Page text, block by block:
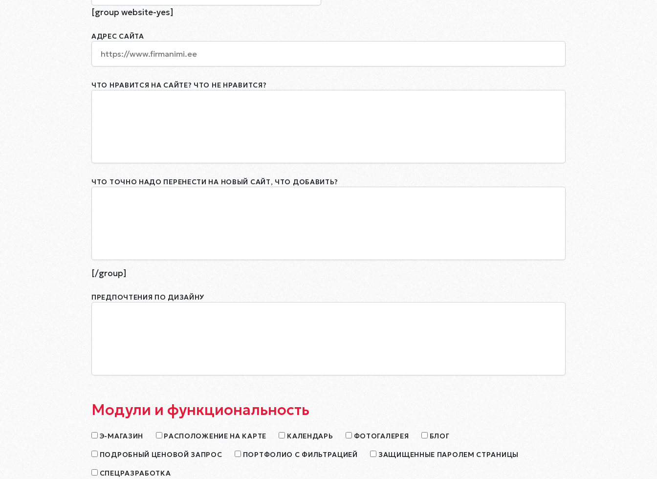
[group website-yes]
АДРЕС САЙТА
ЧТО НРАВИТСЯ НА САЙТЕ? ЧТО НЕ НРАВИТСЯ?
ЧТО ТОЧНО НАДО ПЕРЕНЕСТИ НА НОВЫЙ САЙТ, ЧТО ДОБАВИТЬ?
[/group]
ПРЕДПОЧТЕНИЯ ПО ДИЗАЙНУ
Модули и функциональность
Э-МАГАЗИН РАСПОЛОЖЕНИЕ НА КАРТЕ КАЛЕНДАРЬ ФОТОГАЛЕРЕЯ БЛОГ
ПОДРОБНЫЙ ЦЕНОВОЙ ЗАПРОС ПОРТФОЛИО С ФИЛЬТРАЦИЕЙ ЗАЩИЩЕННЫЕ ПАРОЛЕМ СТРАНИЦЫ
СПЕЦРАЗРАБОТКА